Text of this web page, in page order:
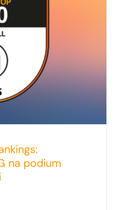
na podium